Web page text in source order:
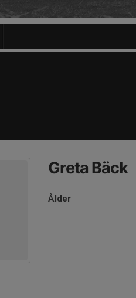
Greta Bäck
Ålder